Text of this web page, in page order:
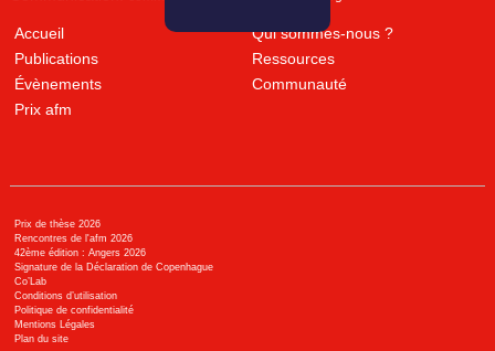
Accueil
Qui sommes-nous ?
Publications
Ressources
Évènements
Communauté
Prix afm
Prix de thèse 2026
Rencontres de l'afm 2026
42ème édition : Angers 2026
Signature de la Déclaration de Copenhague
Co’Lab
Conditions d’utilisation
Politique de confidentialité
Mentions Légales
Plan du site